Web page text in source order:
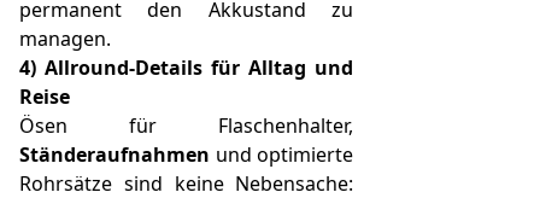
permanent den Akkustand zu
managen.
4) Allround-Details für Alltag und
Reise
Ösen für Flaschenhalter,
Ständeraufnahmen und optimierte
Rohrsätze sind keine Nebensache: